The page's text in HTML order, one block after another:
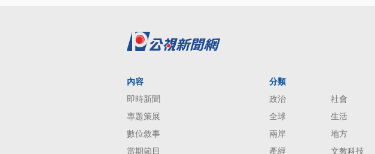
內容
即時新聞
專題策展
數位敘事
當期節目
分類
政治
社會
全球
生活
兩岸
地方
產經
文教科技